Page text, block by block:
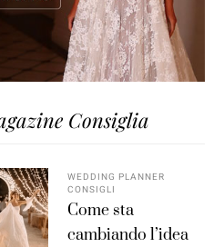
Consiglia
WEDDING PLANNER
CONSIGLI
Come sta
cambiando l’idea